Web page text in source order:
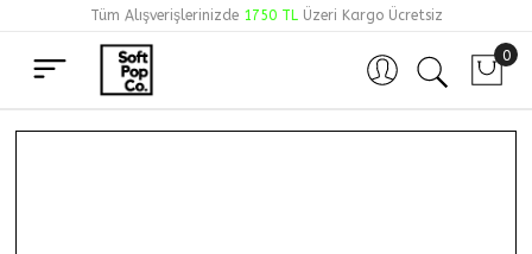
Tüm Alışverişlerinizde 1750 TLÜzeri Kargo Ücretsiz
Hesabım 0